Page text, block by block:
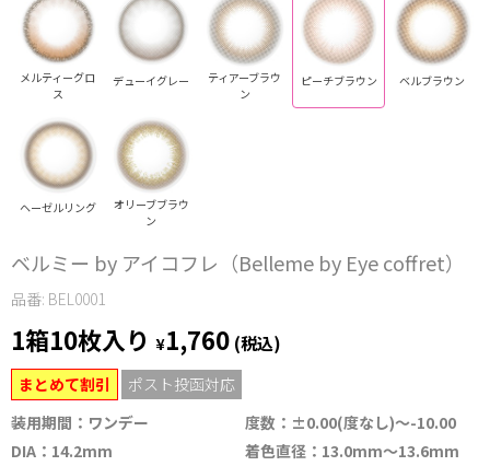
メルティーグロ
ス
デューイグレー
ティアーブラウ
ン
ピーチブラウン ベルブラウン
ヘーゼルリング
オリーブブラウ
ン
ベルミー by アイコフレ（Belleme by Eye coffret）
品番: BEL0001
1箱10枚入り ¥1,760 (税込)
まとめて割引
ポスト投函対応
装用期間：ワンデー
度数：±0.00(度なし)～-10.00
DIA：14.2mm
着色直径：13.0mm～13.6mm